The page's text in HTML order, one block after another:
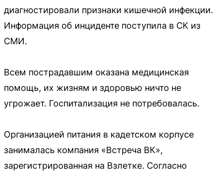
диагностировали признаки кишечной инфекции.
Информация об инциденте поступила в СК из
СМИ.
Всем пострадавшим оказана медицинская
помощь, их жизням и здоровью ничто не
угрожает. Госпитализация не потребовалась.
Организацией питания в кадетском корпусе
занималась компания «Встреча ВК»,
зарегистрированная на Взлетке. Согласно